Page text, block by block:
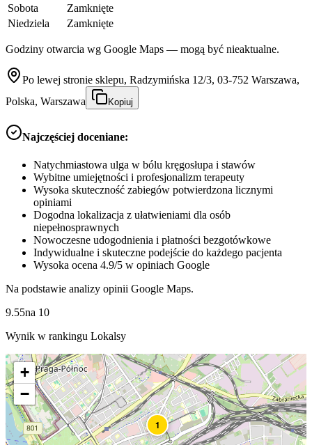
Sobota
Zamknięte
Niedziela
Zamknięte
Godziny otwarcia wg Google Maps — mogą być nieaktualne.
Po lewej stronie sklepu, Radzymińska 12/3, 03-752 Warszawa,
Polska, Warszawa
Kopiuj
Najczęściej doceniane:
Natychmiastowa ulga w bólu kręgosłupa i stawów
Wybitne umiejętności i profesjonalizm terapeuty
Wysoka skuteczność zabiegów potwierdzona licznymi
opiniami
Dogodna lokalizacja z ułatwieniami dla osób
niepełnosprawnych
Nowoczesne udogodnienia i płatności bezgotówkowe
Indywidualne i skuteczne podejście do każdego pacjenta
Wysoka ocena 4.9/5 w opiniach Google
Na podstawie analizy opinii Google Maps.
9.55na 10
Wynik w rankingu Lokalsy
1
+
−